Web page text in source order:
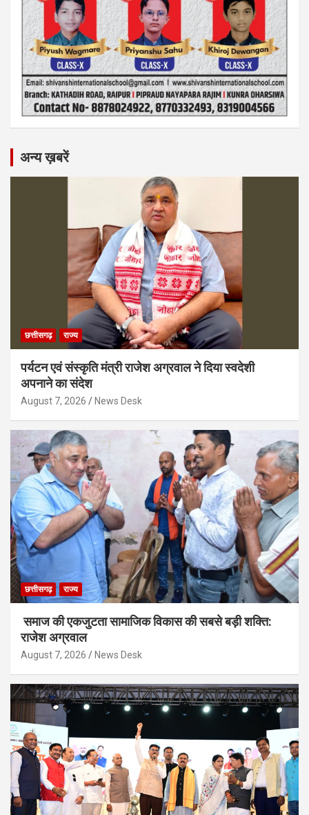
अन्य ख़बरें
छत्तीसगढ़ राज्य
पर्यटन एवं संस्कृति मंत्री राजेश अग्रवाल ने दिया स्वदेशी
अपनाने का संदेश
August 7, 2026 News Desk
छत्तीसगढ़ राज्य
समाज की एकजुटता सामाजिक विकास की सबसे बड़ी शक्ति:
राजेश अग्रवाल
August 7, 2026 News Desk